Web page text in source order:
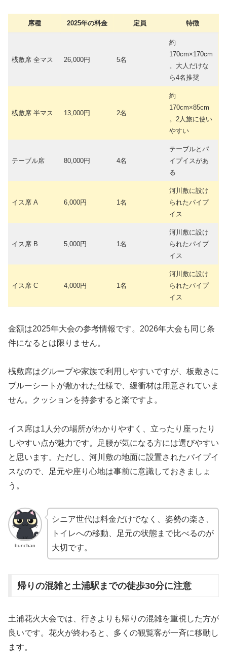
席種 2025年の料金 定員 特徴
桟敷席 全マス 26,000円 5名
約
170cm×170cm
。大人だけな
ら4名推奨
桟敷席 半マス 13,000円 2名
約
170cm×85cm
。2人旅に使い
やすい
テーブル席 80,000円 4名
テーブルとパ
イプイスがあ
る
イス席 A 6,000円 1名
河川敷に設け
られたパイプ
イス
イス席 B 5,000円 1名
河川敷に設け
られたパイプ
イス
イス席 C 4,000円 1名
河川敷に設け
られたパイプ
イス
金額は2025年大会の参考情報です。2026年大会も同じ条
件になるとは限りません。
桟敷席はグループや家族で利用しやすいですが、板敷きに
ブルーシートが敷かれた仕様で、緩衝材は用意されていま
せん。クッションを持参すると楽ですよ。
イス席は1人分の場所がわかりやすく、立ったり座ったり
しやすい点が魅力です。足腰が気になる方には選びやすい
と思います。ただし、河川敷の地面に設置されたパイプイ
スなので、足元や座り心地は事前に意識しておきましょ
う。
bunchan
シニア世代は料金だけでなく、姿勢の楽さ、
トイレへの移動、足元の状態まで比べるのが
大切です。
帰りの混雑と土浦駅までの徒歩30分に注意
土浦花火大会では、行きよりも帰りの混雑を重視した方が
良いです。花火が終わると、多くの観覧客が一斉に移動し
ます。